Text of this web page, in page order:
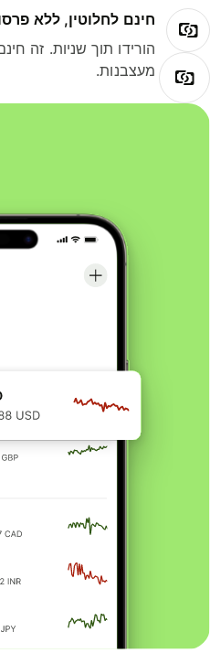
חינם לחלוטין, ללא
הורידו תוך שניות. זה
מעצבנות.